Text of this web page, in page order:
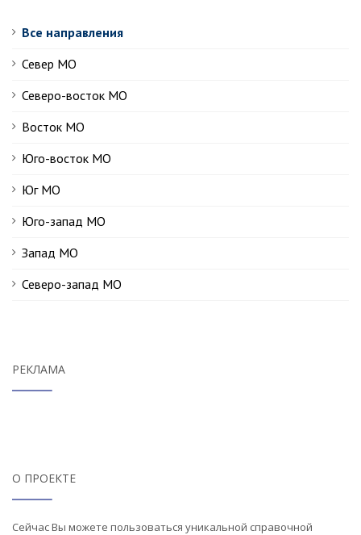
Все направления
Север МО
Северо-восток МО
Восток МО
Юго-восток МО
Юг МО
Юго-запад МО
Запад МО
Северо-запад МО
РЕКЛАМА
О ПРОЕКТЕ
Сейчас Вы можете пользоваться уникальной справочной